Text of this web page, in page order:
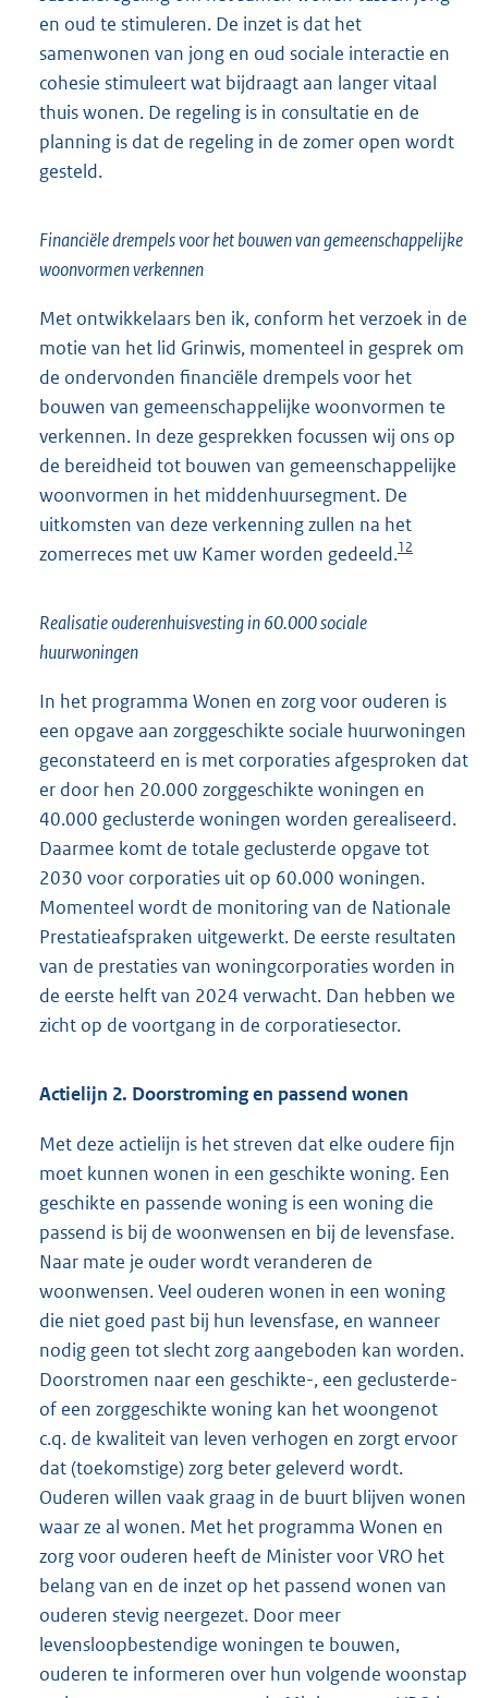
en oud te stimuleren. De inzet is dat het
samenwonen van jong en oud sociale interactie en
cohesie stimuleert wat bijdraagt aan langer vitaal
thuis wonen. De regeling is in consultatie en de
planning is dat de regeling in de zomer open wordt
gesteld.
Financiële drempels voor het bouwen van gemeenschappelijke
woonvormen verkennen
Met ontwikkelaars ben ik, conform het verzoek in de
motie van het lid Grinwis, momenteel in gesprek om
de ondervonden financiële drempels voor het
bouwen van gemeenschappelijke woonvormen te
verkennen. In deze gesprekken focussen wij ons op
de bereidheid tot bouwen van gemeenschappelijke
woonvormen in het middenhuursegment. De
uitkomsten van deze verkenning zullen na het
zomerreces met uw Kamer worden gedeeld.12
Realisatie ouderenhuisvesting in 60.000 sociale
huurwoningen
In het programma Wonen en zorg voor ouderen is
een opgave aan zorggeschikte sociale huurwoningen
geconstateerd en is met corporaties afgesproken dat
er door hen 20.000 zorggeschikte woningen en
40.000 geclusterde woningen worden gerealiseerd.
Daarmee komt de totale geclusterde opgave tot
2030 voor corporaties uit op 60.000 woningen.
Momenteel wordt de monitoring van de Nationale
Prestatieafspraken uitgewerkt. De eerste resultaten
van de prestaties van woningcorporaties worden in
de eerste helft van 2024 verwacht. Dan hebben we
zicht op de voortgang in de corporatiesector.
Actielijn 2. Doorstroming en passend wonen
Met deze actielijn is het streven dat elke oudere fijn
moet kunnen wonen in een geschikte woning. Een
geschikte en passende woning is een woning die
passend is bij de woonwensen en bij de levensfase.
Naar mate je ouder wordt veranderen de
woonwensen. Veel ouderen wonen in een woning
die niet goed past bij hun levensfase, en wanneer
nodig geen tot slecht zorg aangeboden kan worden.
Doorstromen naar een geschikte-, een geclusterde-
of een zorggeschikte woning kan het woongenot
c.q. de kwaliteit van leven verhogen en zorgt ervoor
dat (toekomstige) zorg beter geleverd wordt.
Ouderen willen vaak graag in de buurt blijven wonen
waar ze al wonen. Met het programma Wonen en
zorg voor ouderen heeft de Minister voor VRO het
belang van en de inzet op het passend wonen van
ouderen stevig neergezet. Door meer
levensloopbestendige woningen te bouwen,
ouderen te informeren over hun volgende woonstap